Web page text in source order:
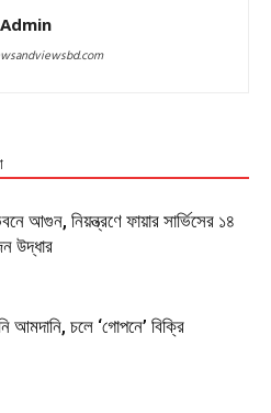
Admin
আগুন, নিয়ন্ত্রণে ফায়ার সার্ভিসের ১৪
উদ্ধার
আমদানি, চলে ‘গোপনে’ বিক্রি